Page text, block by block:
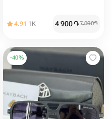
4.91 1K 4 900֏7 000֏
-40%